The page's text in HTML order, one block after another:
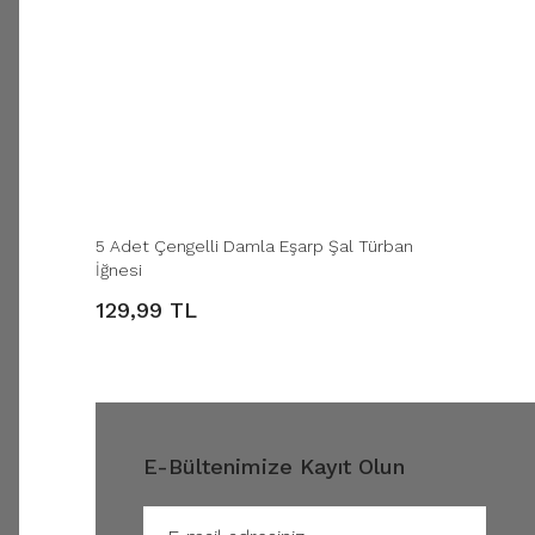
5 Adet Çengelli Damla Eşarp Şal Türban
İğnesi
129,99 TL
E-Bültenimize Kayıt Olun